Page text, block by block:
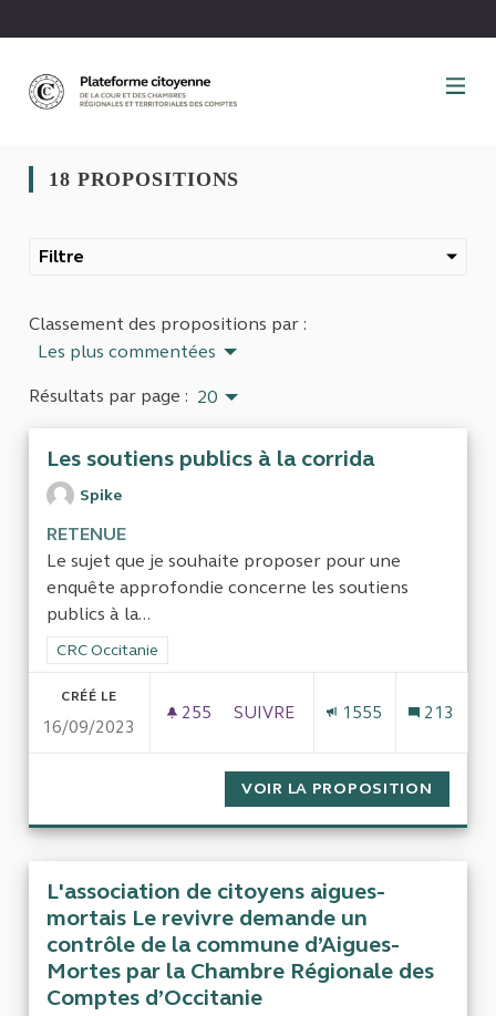
18 PROPOSITIONS
Filtre
Classement des propositions par :
Les plus commentées
Résultats par page : 20
Les soutiens publics à la corrida
Spike
RETENUE
Le sujet que je souhaite proposer pour une
enquête approfondie concerne les soutiens
publics à la...
Filtrer les résultats de la catégorie : CRC Occitanie
CRC Occitanie
CRÉÉ LE
16/09/2023
255 255 ABONNÉS
SUIVRE
1555 213
VOIR LA PROPOSITION
L'association de citoyens aigues-
mortais Le revivre demande un
contrôle de la commune d’Aigues-
Mortes par la Chambre Régionale des
Comptes d’Occitanie